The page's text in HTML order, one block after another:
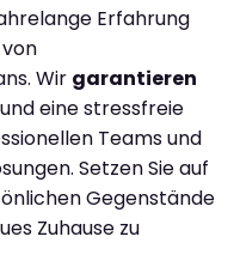
Erfahrung
Wir garantieren
und eine stressfreie
Teams und
Setzen Sie auf
Gegenstände
Zuhause zu